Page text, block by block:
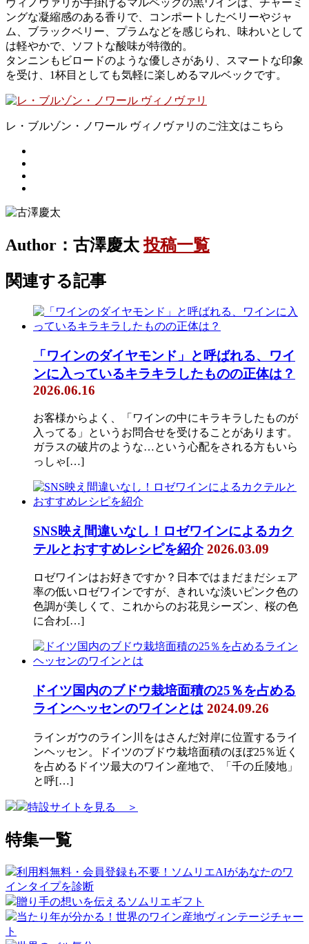
ングな凝縮感のある香りで、コンポートしたベリーやジャ
ム、ブラックベリー、プラムなどを感じられ、味わいとして
は軽やかで、ソフトな酸味が特徴的。
タンニンもビロードのような優しさがあり、スマートな印象
を受け、1杯目としても気軽に楽しめるマルベックです。
レ・ブルゾン・ノワール ヴィノヴァリのご注文はこちら
Author：古澤慶太投稿一覧
関連する記事
「ワインのダイヤモンド」と呼ばれる、ワイ
ンに入っているキラキラしたものの正体は？
2026.06.16
お客様からよく、「ワインの中にキラキラしたものが
入ってる」というお問合せを受けることがあります。
ガラスの破片のような…という心配をされる方もいら
っしゃ[…]
SNS映え間違いなし！ロゼワインによるカク
テルとおすすめレシピを紹介 2026.03.09
ロゼワインはお好きですか？日本ではまだまだシェア
率の低いロゼワインですが、きれいな淡いピンク色の
色調が美しくて、これからのお花見シーズン、桜の色
に合わ[…]
ドイツ国内のブドウ栽培面積の25％を占める
ラインヘッセンのワインとは 2024.09.26
ラインガウのライン川をはさんだ対岸に位置するライ
ンヘッセン。ドイツのブドウ栽培面積のほぼ25％近く
を占めるドイツ最大のワイン産地で、「千の丘陵地」
と呼[…]
特設サイトを見る ＞
特集一覧
利用料無料・会員登録も不要！ソムリエAIがあなたのワ
インタイプを診断
贈り手の想いを伝えるソムリエギフト
当たり年が分かる！世界のワイン産地ヴィンテージチャー
ト